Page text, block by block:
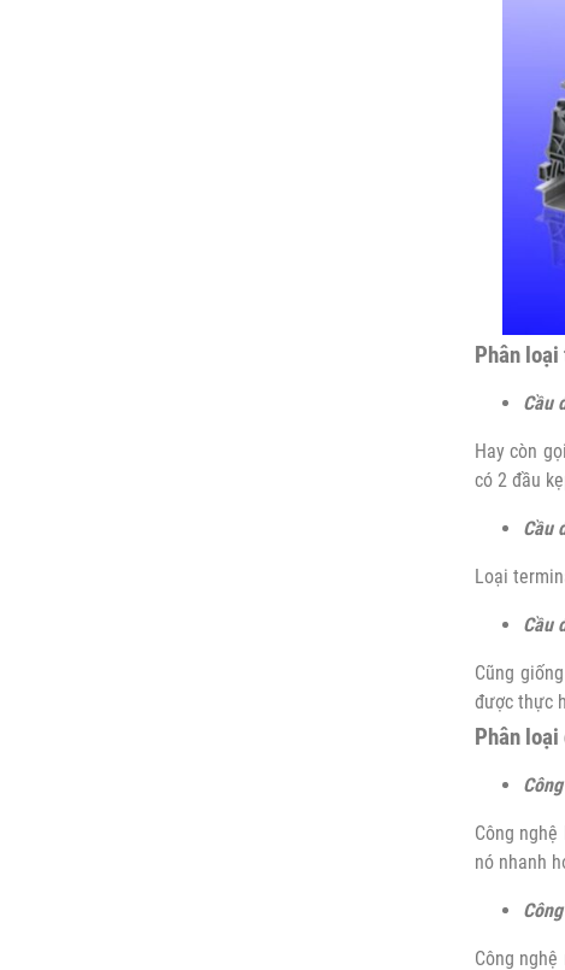
Phân
Cầu
Hay còn
có 2 đầu
Cầu
Loại
Cầu
Cũng
được thực
Phân loại
Công
nó nhanh
Công